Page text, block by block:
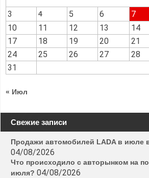
3
4 5 6 7
10
11 12 13 14
17
18 19 20 21
24
25 26 27 28
31
« Июл
Свежие записи
Продажи автомобилей LADA в июле
04/08/2026
Что происходило с авторынком на
июля? 04/08/2026